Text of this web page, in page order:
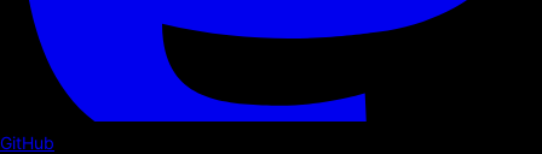
GitHub